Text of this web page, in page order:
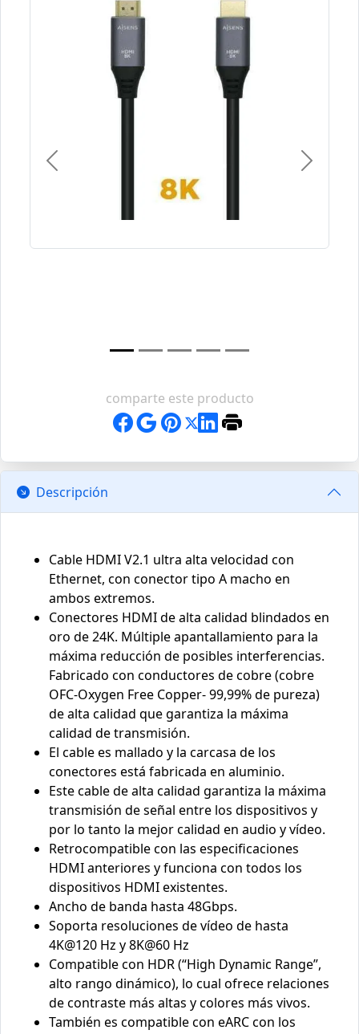
Previous Next
comparte este producto
Descripción
Cable HDMI V2.1 ultra alta velocidad con
Ethernet, con conector tipo A macho en
ambos extremos.
Conectores HDMI de alta calidad blindados en
oro de 24K. Múltiple apantallamiento para la
máxima reducción de posibles interferencias.
Fabricado con conductores de cobre (cobre
OFC-Oxygen Free Copper- 99,99% de pureza)
de alta calidad que garantiza la máxima
calidad de transmisión.
El cable es mallado y la carcasa de los
conectores está fabricada en aluminio.
Este cable de alta calidad garantiza la máxima
transmisión de señal entre los dispositivos y
por lo tanto la mejor calidad en audio y vídeo.
Retrocompatible con las especificaciones
HDMI anteriores y funciona con todos los
dispositivos HDMI existentes.
Ancho de banda hasta 48Gbps.
Soporta resoluciones de vídeo de hasta
4K@120 Hz y 8K@60 Hz
Compatible con HDR (“High Dynamic Range”,
alto rango dinámico), lo cual ofrece relaciones
de contraste más altas y colores más vivos.
También es compatible con eARC con los